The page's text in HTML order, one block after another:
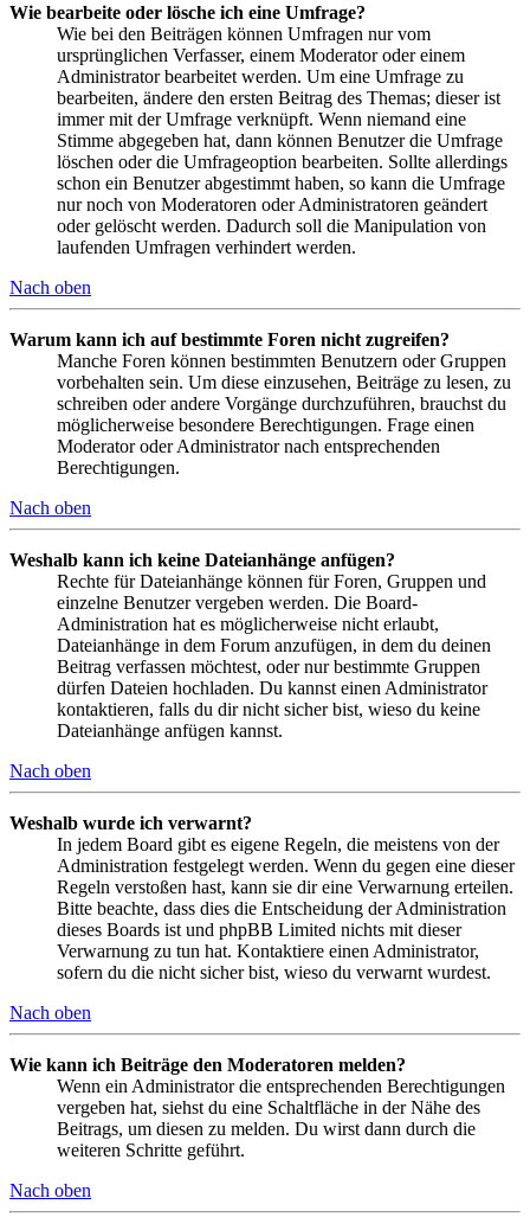
Wie bearbeite oder lösche ich eine Umfrage?
Wie bei den Beiträgen können Umfragen nur vom
ursprünglichen Verfasser, einem Moderator oder einem
Administrator bearbeitet werden. Um eine Umfrage zu
bearbeiten, ändere den ersten Beitrag des Themas; dieser ist
immer mit der Umfrage verknüpft. Wenn niemand eine
Stimme abgegeben hat, dann können Benutzer die Umfrage
löschen oder die Umfrageoption bearbeiten. Sollte allerdings
schon ein Benutzer abgestimmt haben, so kann die Umfrage
nur noch von Moderatoren oder Administratoren geändert
oder gelöscht werden. Dadurch soll die Manipulation von
laufenden Umfragen verhindert werden.
Nach oben
Warum kann ich auf bestimmte Foren nicht zugreifen?
Manche Foren können bestimmten Benutzern oder Gruppen
vorbehalten sein. Um diese einzusehen, Beiträge zu lesen, zu
schreiben oder andere Vorgänge durchzuführen, brauchst du
möglicherweise besondere Berechtigungen. Frage einen
Moderator oder Administrator nach entsprechenden
Berechtigungen.
Nach oben
Weshalb kann ich keine Dateianhänge anfügen?
Rechte für Dateianhänge können für Foren, Gruppen und
einzelne Benutzer vergeben werden. Die Board-
Administration hat es möglicherweise nicht erlaubt,
Dateianhänge in dem Forum anzufügen, in dem du deinen
Beitrag verfassen möchtest, oder nur bestimmte Gruppen
dürfen Dateien hochladen. Du kannst einen Administrator
kontaktieren, falls du dir nicht sicher bist, wieso du keine
Dateianhänge anfügen kannst.
Nach oben
Weshalb wurde ich verwarnt?
In jedem Board gibt es eigene Regeln, die meistens von der
Administration festgelegt werden. Wenn du gegen eine dieser
Regeln verstoßen hast, kann sie dir eine Verwarnung erteilen.
Bitte beachte, dass dies die Entscheidung der Administration
dieses Boards ist und phpBB Limited nichts mit dieser
Verwarnung zu tun hat. Kontaktiere einen Administrator,
sofern du die nicht sicher bist, wieso du verwarnt wurdest.
Nach oben
Wie kann ich Beiträge den Moderatoren melden?
Wenn ein Administrator die entsprechenden Berechtigungen
vergeben hat, siehst du eine Schaltfläche in der Nähe des
Beitrags, um diesen zu melden. Du wirst dann durch die
weiteren Schritte geführt.
Nach oben